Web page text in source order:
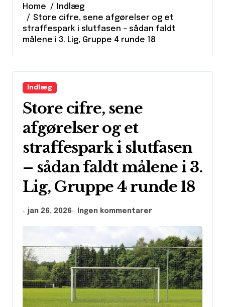
Home
Indlæg
Store cifre, sene afgørelser og et
straffespark i slutfasen – sådan faldt
målene i 3. Lig, Gruppe 4 runde 18
Indlæg
Store cifre, sene
afgørelser og et
straffespark i slutfasen
– sådan faldt målene i 3.
Lig, Gruppe 4 runde 18
jan 26, 2026 Ingen kommentarer